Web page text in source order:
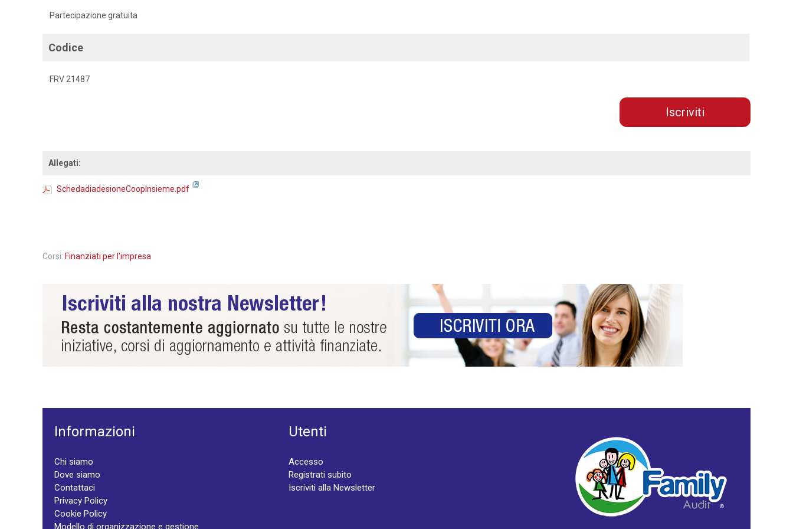
Partecipazione gratuita
Codice
FRV 21487
Iscriviti
Allegati:
SchedadiadesioneCoopInsieme.pdf
Corsi: Finanziati per l'impresa
Informazioni
Chi siamo
Dove siamo
Contattaci
Privacy Policy
Cookie Policy
Modello di organizzazione e gestione
Utenti
Accesso
Registrati subito
Iscriviti alla Newsletter